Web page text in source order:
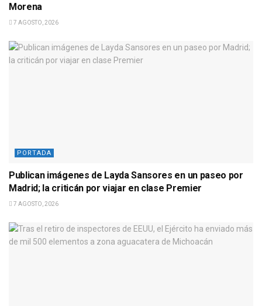
Morena
7 AGOSTO, 2026
PORTADA
Publican imágenes de Layda Sansores en un paseo por
Madrid; la criticán por viajar en clase Premier
7 AGOSTO, 2026